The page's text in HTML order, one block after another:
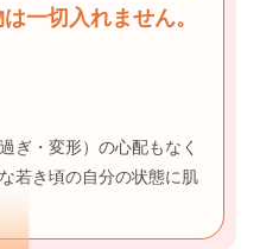
一切入れません。
ぎ・変形）の心配もなく
若き頃の自分の状態に肌